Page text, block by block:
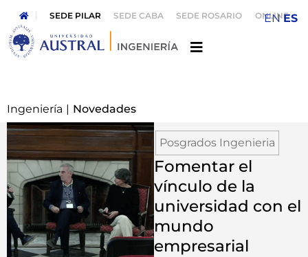
SEDE PILAR SEDE CABA SEDE ROSARIO ONLINE
Ingeniería | Novedades
Posgrados Ingenieria
Fomentar el
vínculo de la
universidad con el
mundo
empresarial
EN ES